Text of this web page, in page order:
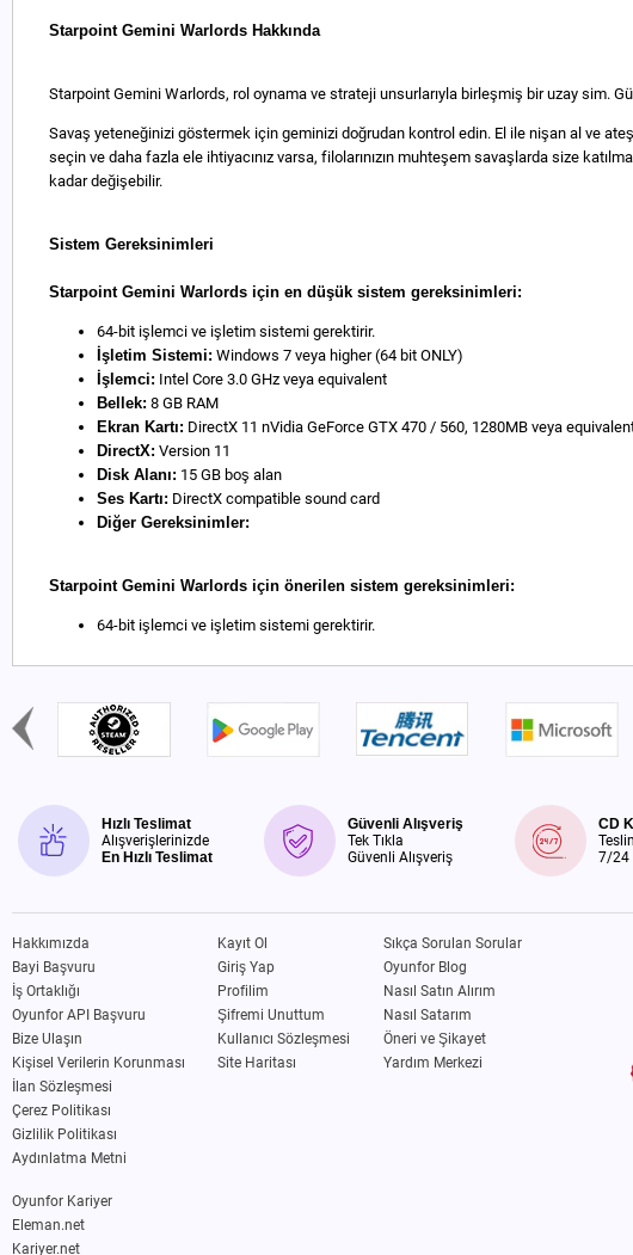
Starpoint Gemini Warlords Hakkında
Starpoint Gemini Warlords, rol oynama ve strateji unsurlarıyla birleşmiş bir uzay sim.
Savaş yeteneğinizi göstermek için geminizi doğrudan kontrol edin. El ile nişan al ve
seçin ve daha fazla ele ihtiyacınız varsa, filolarınızın muhteşem savaşlarda size
kadar değişebilir.
Sistem Gereksinimleri
Starpoint Gemini Warlords için en düşük sistem gereksinimleri:
64-bit işlemci ve işletim sistemi gerektirir.
İşletim Sistemi: Windows 7 veya higher (64 bit ONLY)
İşlemci: Intel Core 3.0 GHz veya equivalent
Bellek: 8 GB RAM
Ekran Kartı: DirectX 11 nVidia GeForce GTX 470 / 560, 1280MB veya
DirectX: Version 11
Disk Alanı: 15 GB boş alan
Ses Kartı: DirectX compatible sound card
Diğer Gereksinimler:
Starpoint Gemini Warlords için önerilen sistem gereksinimleri:
64-bit işlemci ve işletim sistemi gerektirir.
Hızlı Teslimat
Alışverişlerinizde
En Hızlı Teslimat
Güvenli Alışveriş
Tek Tıkla
Güvenli Alışveriş
CD
7/24
Hakkımızda
Bayi Başvuru
İş Ortaklığı
Oyunfor API Başvuru
Bize Ulaşın
Kişisel Verilerin Korunması
İlan Sözleşmesi
Çerez Politikası
Gizlilik Politikası
Aydınlatma Metni
Kayıt Ol
Giriş Yap
Profilim
Şifremi Unuttum
Kullanıcı Sözleşmesi
Site Haritası
Sıkça Sorulan Sorular
Oyunfor Blog
Nasıl Satın Alırım
Nasıl Satarım
Öneri ve Şikayet
Yardım Merkezi
Oyunfor Kariyer
Eleman.net
Kariyer.net